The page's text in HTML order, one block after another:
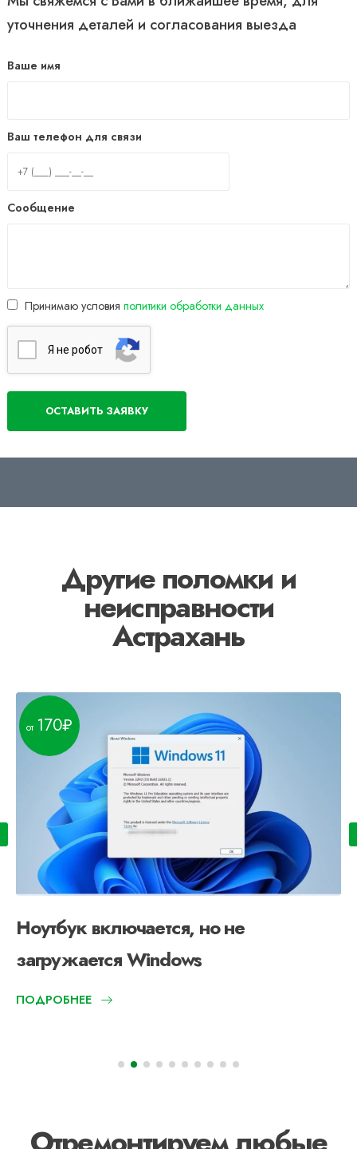
уточнения деталей и согласования выезда
Ваше имя
Ваш телефон для связи
Сообщение
Принимаю условия политики обработки данных
Я нe poбoт
Другие поломки и
неисправности
Астрахань
Ноутбук включается, но не
загружается Windows
170
ПОДРОБНЕЕ